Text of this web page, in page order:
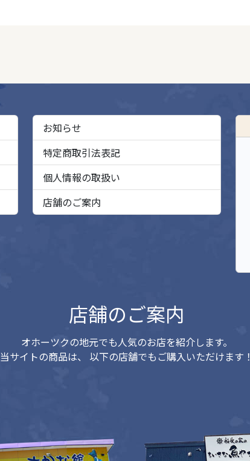
お知らせ
特定商取引法表記
個人情報の取扱い
店舗のご案内
店舗のご案内
オホーツクの地元でも人気のお店を紹介します。
当サイトの商品は、
以下の店舗でもご購入いただけます！